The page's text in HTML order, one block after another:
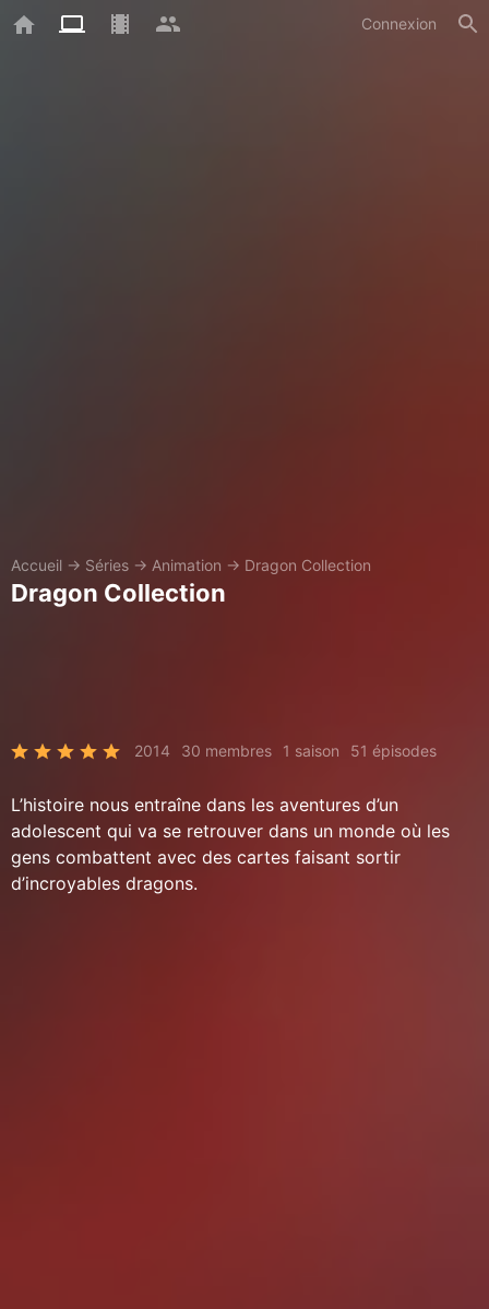
Connexion
Accueil → Séries → Animation → Dragon Collection
Dragon Collection
2014 30 membres 1 saison 51 épisodes
L’histoire nous entraîne dans les aventures d’un
adolescent qui va se retrouver dans un monde où les
gens combattent avec des cartes faisant sortir
d’incroyables dragons.